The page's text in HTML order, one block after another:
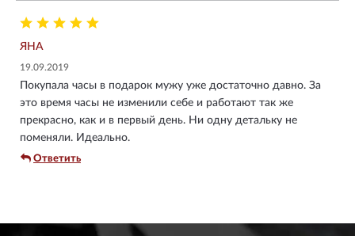
ЯНА
19.09.2019
Покупала часы в подарок мужу уже достаточно давно. За
это время часы не изменили себе и работают так же
прекрасно, как и в первый день. Ни одну детальку не
поменяли. Идеально.
Ответить